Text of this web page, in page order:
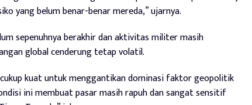
yang belum benar-benar mereda,” ujarnya.
sepenuhnya berakhir dan aktivitas militer masih
global cenderung tetap volatil.
kuat untuk menggantikan dominasi faktor geopolitik
ini membuat pasar masih rapuh dan sangat sensitif